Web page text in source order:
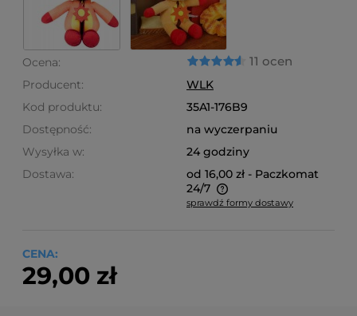
Ocena: 11 ocen
Producent:
WLK
Kod produktu:
35A1-176B9
Dostępność:
na wyczerpaniu
Wysyłka w:
24 godziny
Dostawa:
od 16,00 zł - Paczkomat
24/7
Cena nie zawiera ewentualnych kosztów płatności
sprawdź formy dostawy
CENA:
29,00 zł